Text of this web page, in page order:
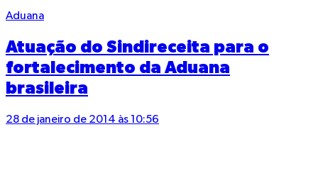
Aduana
Atuação do Sindireceita para o
fortalecimento da Aduana
brasileira
28 de janeiro de 2014 às 10:56